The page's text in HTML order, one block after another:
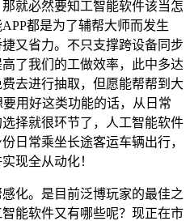
就必然要知工智能软件该当怎
都是为了辅帮大师而发生
又省力。不只支撑跨设备同步
了我们的工做效率，此中多达
去进行抽取，但愿能帮帮到大
用好这类功能的话，从日常
择就很环节了，人工智能软件
日常乘坐长途客运车辆出行，
现全从动化！
。是目前泛博玩家的最佳之
能软件又有哪些呢？现正在市